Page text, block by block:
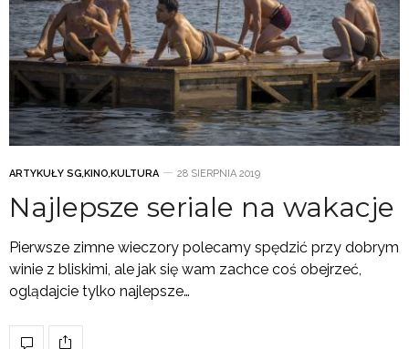
ARTYKUŁY SG,KINO,KULTURA 28 SIERPNIA 2019
Najlepsze seriale na wakacje
Pierwsze zimne wieczory polecamy spędzić przy dobrym
winie z bliskimi, ale jak się wam zachce coś obejrzeć,
oglądajcie tylko najlepsze…